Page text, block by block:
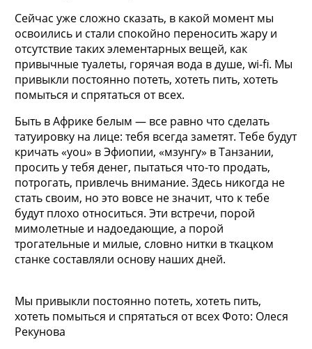
Сейчас уже сложно сказать, в какой момент мы
освоились и стали спокойно переносить жару и
отсутствие таких элементарных вещей, как
привычные туалеты, горячая вода в душе, wi-fi. Мы
привыкли постоянно потеть, хотеть пить, хотеть
помыться и спрятаться от всех.
Быть в Африке белым — все равно что сделать
татуировку на лице: тебя всегда заметят. Тебе будут
кричать «you» в Эфиопии, «мзунгу» в Танзании,
просить у тебя денег, пытаться что-то продать,
потрогать, привлечь внимание. Здесь никогда не
стать своим, но это вовсе не значит, что к тебе
будут плохо относиться. Эти встречи, порой
мимолетные и надоедающие, а порой
трогательные и милые, словно нитки в ткацком
станке составляли основу наших дней.
Мы привыкли постоянно потеть, хотеть пить,
хотеть помыться и спрятаться от всех Фото: Олеся
Рекунова